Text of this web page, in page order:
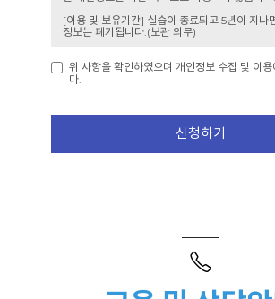
위 사항을 확인하였으며 개인정보 수집 및 이용
다.
신청하기